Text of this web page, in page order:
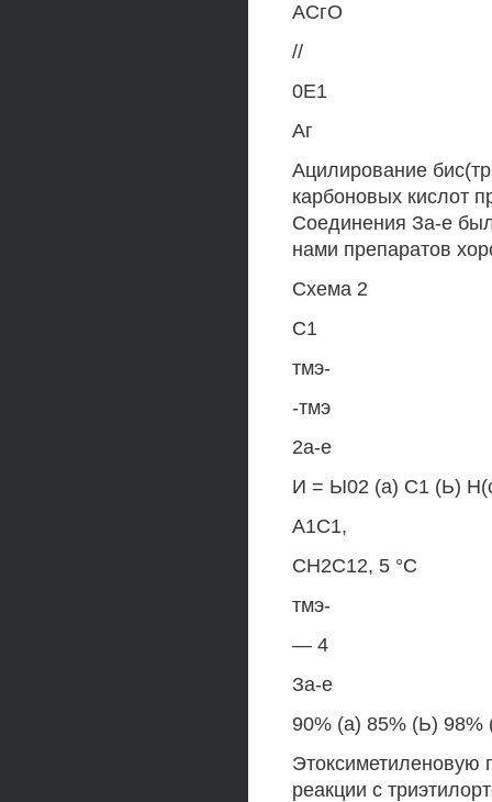
АСгО
//
0Е1
Аг
Ацилирование
карбоновых кислот
Соединения За-е
нами препаратов
Схема 2
С1
тмэ-
-тмэ
2а-е
И = Ы02 (а) С1 (Ь)
А1С1,
СН2С12, 5 °С
тмэ-
— 4
За-е
90% (а) 85% (Ь) 98%
Этоксиметиленовую
реакции с